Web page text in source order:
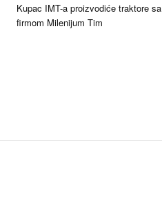
Kupac IMT-a proizvodiće traktore sa
firmom Milenijum Tim